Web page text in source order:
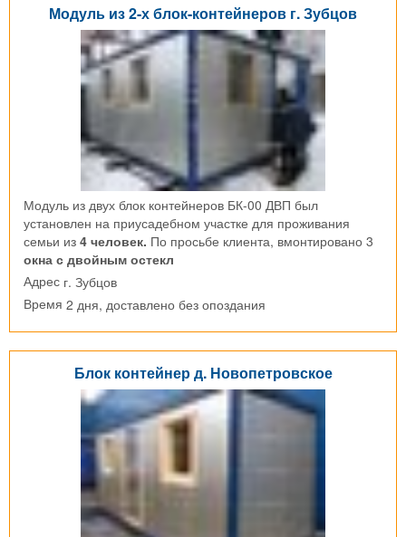
Модуль из 2-х блок-контейнеров г. Зубцов
Модуль из двух блок контейнеров БК-00 ДВП был
установлен на приусадебном участке для проживания
семьи из 4 человек. По просьбе клиента, вмонтировано 3
окна с двойным остекл
Адрес г. Зубцов
Время 2 дня, доставлено без опоздания
Блок контейнер д. Новопетровское